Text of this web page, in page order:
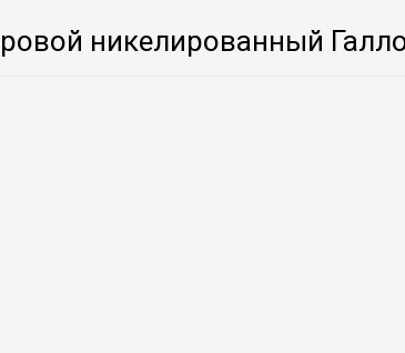
никелированный